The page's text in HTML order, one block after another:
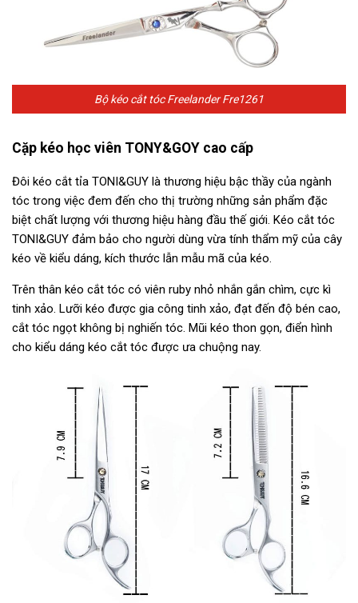
Bộ kéo cắt tóc Freelander Fre1261
Cặp kéo học viên TONY&GOY cao cấp
Đôi kéo cắt tỉa TONI&GUY là thương hiệu bậc thầy của ngành
tóc trong việc đem đến cho thị trường những sản phẩm đặc
biệt chất lượng với thương hiệu hàng đầu thế giới. Kéo cắt tóc
TONI&GUY đảm bảo cho người dùng vừa tính thẩm mỹ của cây
kéo về kiểu dáng, kích thước lẫn mẫu mã của kéo.
Trên thân kéo cắt tóc có viên ruby nhỏ nhắn gắn chìm, cực kì
tinh xảo. Lưỡi kéo được gia công tinh xảo, đạt đến độ bén cao,
cắt tóc ngọt không bị nghiến tóc. Mũi kéo thon gọn, điển hình
cho kiểu dáng kéo cắt tóc được ưa chuộng nay.